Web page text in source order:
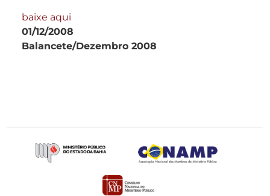
baixe aqui
01/12/2008
Balancete/Dezembro 2008